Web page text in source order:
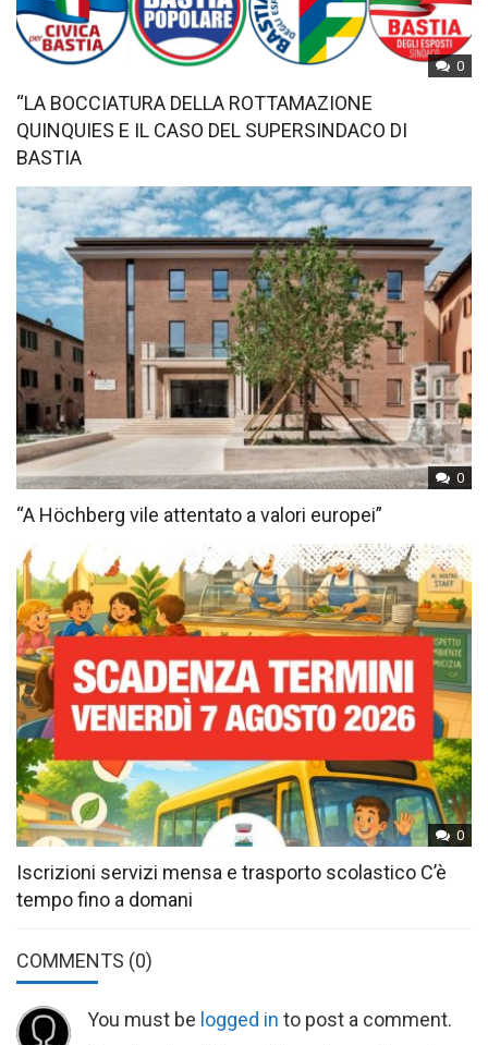
0
“LA BOCCIATURA DELLA ROTTAMAZIONE
QUINQUIES E IL CASO DEL SUPERSINDACO DI
BASTIA
0
“A Höchberg vile attentato a valori europei”
0
Iscrizioni servizi mensa e trasporto scolastico C’è
tempo fino a domani
COMMENTS (0)
You must be logged in to post a comment.